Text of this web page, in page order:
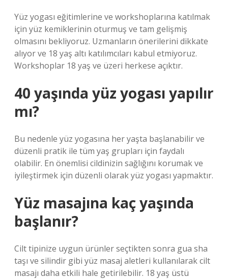
Yüz yogası eğitimlerine ve workshoplarına katılmak
için yüz kemiklerinin oturmuş ve tam gelişmiş
olmasını bekliyoruz. Uzmanların önerilerini dikkate
alıyor ve 18 yaş altı katılımcıları kabul etmiyoruz.
Workshoplar 18 yaş ve üzeri herkese açıktır.
40 yaşında yüz yogası yapılır
mı?
Bu nedenle yüz yogasına her yaşta başlanabilir ve
düzenli pratik ile tüm yaş grupları için faydalı
olabilir. En önemlisi cildinizin sağlığını korumak ve
iyileştirmek için düzenli olarak yüz yogası yapmaktır.
Yüz masajına kaç yaşında
başlanır?
Cilt tipinize uygun ürünler seçtikten sonra gua sha
taşı ve silindir gibi yüz masaj aletleri kullanılarak cilt
masajı daha etkili hale getirilebilir. 18 yaş üstü